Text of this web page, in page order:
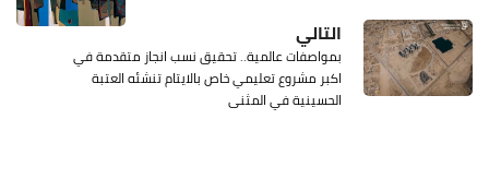
التالي
بمواصفات عالمية.. تحقيق نسب انجاز متقدمة في
اكبر مشروع تعليمي خاص بالايتام تنشئه العتبة
الحسينية في المثنى